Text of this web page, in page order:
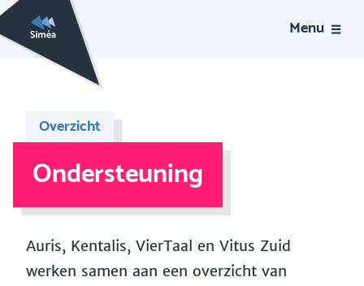
Menu
Overzicht
Ondersteuning
Auris, Kentalis, VierTaal en Vitus Zuid
werken samen aan een overzicht van